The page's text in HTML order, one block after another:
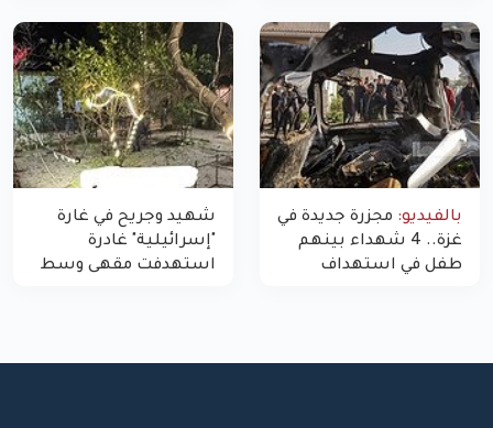
غزة
بالفيديو: مجزرة جديدة في
غزة.. 4 شهداء بينهم
طفل في استهداف
شهيد وجريح في غارة
"إسرائيلية" غادرة
استهدفت مقهى وسط